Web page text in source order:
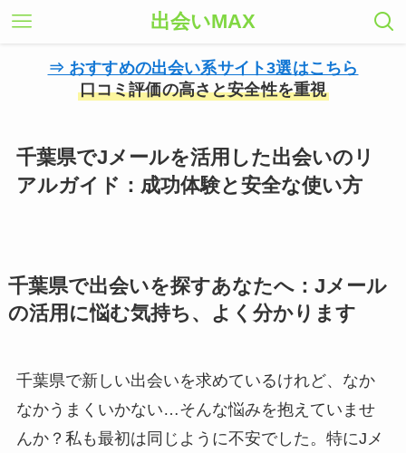
出会いMAX
⇒ おすすめの出会い系サイト3選はこちら
口コミ評価の高さと安全性を重視
千葉県でJメールを活用した出会いのリ
アルガイド：成功体験と安全な使い方
千葉県で出会いを探すあなたへ：Jメール
の活用に悩む気持ち、よく分かります
千葉県で新しい出会いを求めているけれど、なか
なかうまくいかない…そんな悩みを抱えていませ
んか？私も最初は同じように不安でした。特にJメ